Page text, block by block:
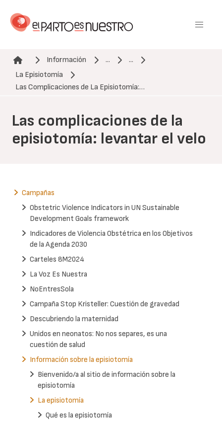
contenido
Ruta de navegación
Información ...
...
La Episiotomía
Las Complicaciones de La Episiotomía:…
Las complicaciones de la
episiotomía: levantar el velo
Campañas
Obstetric Violence Indicators in UN Sustainable
Development Goals framework
Indicadores de Violencia Obstétrica en los Objetivos
de la Agenda 2030
Carteles 8M2024
La Voz Es Nuestra
NoEntresSola
Campaña Stop Kristeller: Cuestión de gravedad
Descubriendo la maternidad
Unidos en neonatos: No nos separes, es una
cuestión de salud
Información sobre la episiotomía
Bienvenido/a al sitio de información sobre la
episiotomía
La episiotomía
Qué es la episiotomía